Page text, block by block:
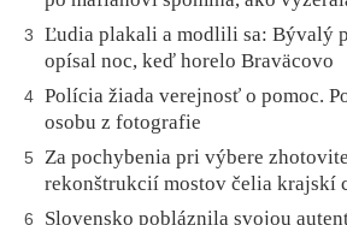
3
Ľudia plakali a modlili sa: Bývalý
opísal noc, keď horelo Braväcovo
4 Polícia žiada verejnosť o pomoc.
osobu z fotografie
5
Za pochybenia pri výbere
rekonštrukcií mostov čelia krajskí
6
Slovensko pobláznila svojou